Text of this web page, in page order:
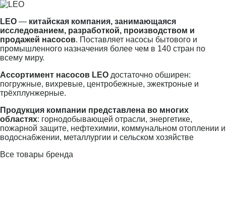
LEO — китайская компания, занимающаяся
исследованием, разработкой, производством и
продажей насосов. Поставляет насосы бытового и
промышленного назначения более чем в 140 стран по
всему миру.
Ассортимент насосов LEO достаточно обширен:
погружные, вихревые, центробежные, эжектроные и
трёхплунжерные.
Продукция компании представлена во многих
областях: горнодобывающей отрасли, энергетике,
пожарной защите, нефтехимии, коммунальном отоплении и
водоснабжении, металлургии и сельском хозяйстве
Все товары бренда